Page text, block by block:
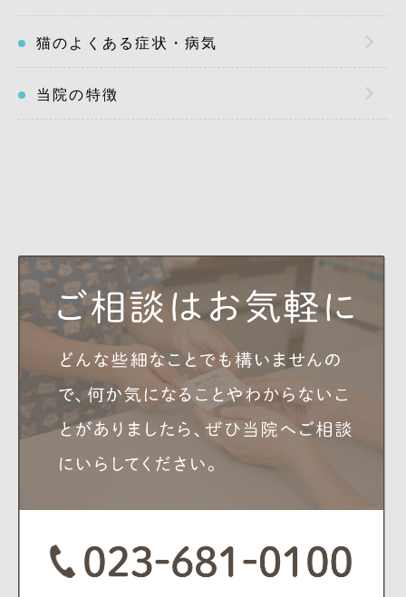
猫のよくある症状・病気
当院の特徴